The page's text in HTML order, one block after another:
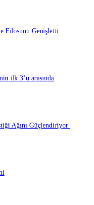
Filosunu Genişletti
ilk 3’ü arasında
Ağını Güçlendiriyor